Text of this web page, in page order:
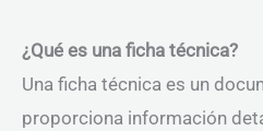
¿Qué es una ficha técnica?
Una ficha técnica es un
proporciona información